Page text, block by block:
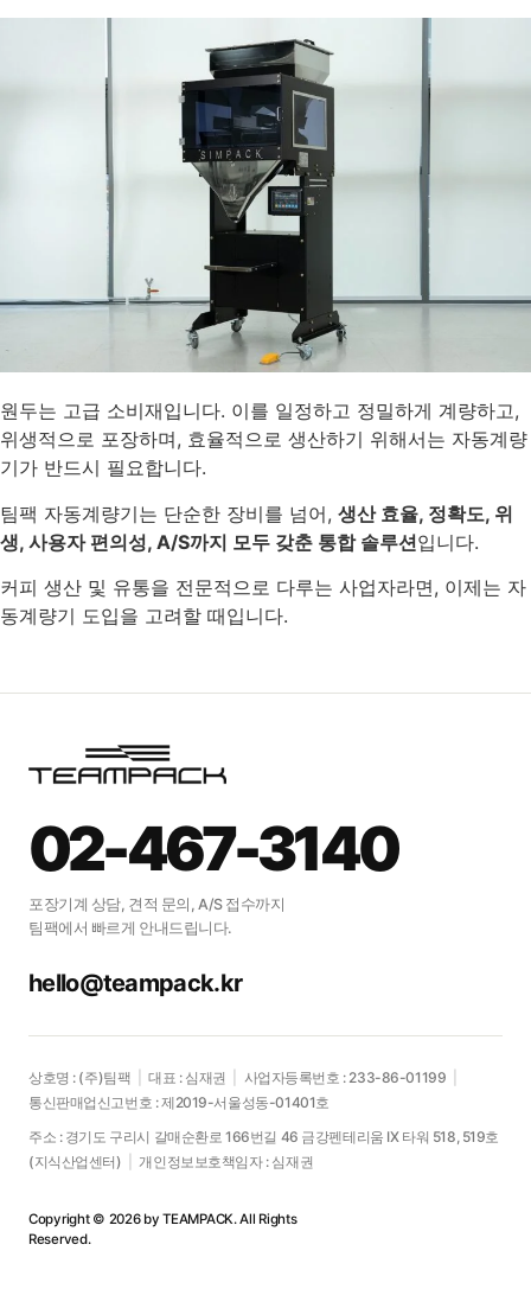
원두는 고급 소비재입니다. 이를 일정하고 정밀하게 계량하고,
위생적으로 포장하며, 효율적으로 생산하기 위해서는 자동계량
기가 반드시 필요합니다.
팀팩 자동계량기는 단순한 장비를 넘어, 생산 효율, 정확도, 위
생, 사용자 편의성, A/S까지 모두 갖춘 통합 솔루션입니다.
커피 생산 및 유통을 전문적으로 다루는 사업자라면, 이제는 자
동계량기 도입을 고려할 때입니다.
02-467-3140
포장기계 상담, 견적 문의, A/S 접수까지
팀팩에서 빠르게 안내드립니다.
hello@teampack.kr
상호명 : (주)팀팩 대표 : 심재권 사업자등록번호 : 233-86-01199
통신판매업신고번호 : 제2019-서울성동-01401호
주소 : 경기도 구리시 갈매순환로 166번길 46 금강펜테리움 IX 타워 518, 519호
(지식산업센터)
개인정보보호책임자 : 심재권
Copyright © 2026 by TEAMPACK. All Rights
Reserved.